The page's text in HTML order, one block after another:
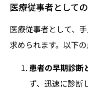
医療従事者として
医療従事者として、
求められます。以下
患者の早期診断
ず、迅速に診断